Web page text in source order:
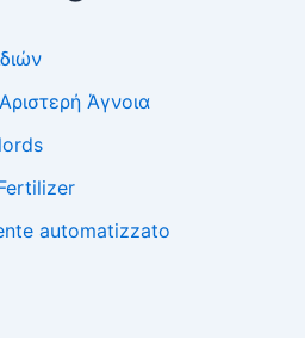
Άγνοια
automatizzato